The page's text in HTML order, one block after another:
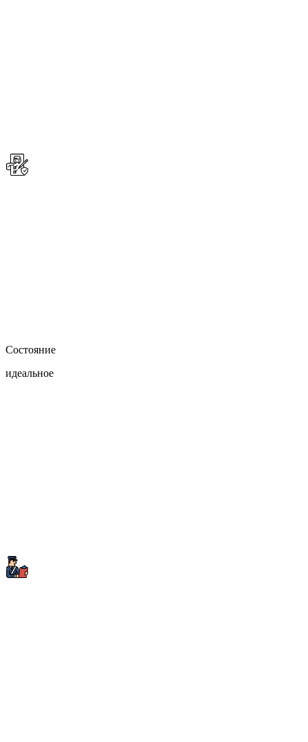
Состояние
идеальное